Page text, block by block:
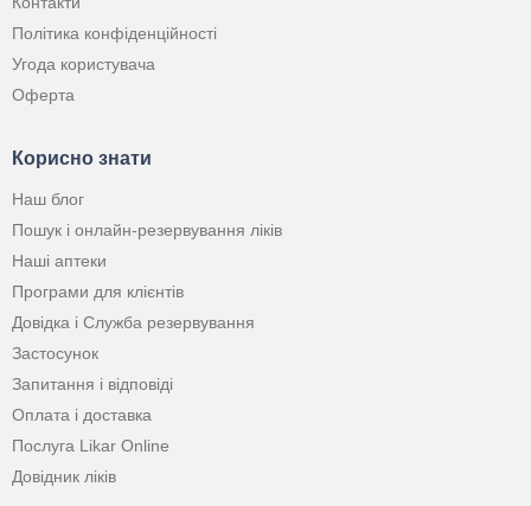
Політика конфіденційності
Угода користувача
Оферта
Корисно знати
Наш блог
Пошук і онлайн-резервування ліків
Наші аптеки
Програми для клієнтів
Довідка і Служба резервування
Застосунок
Запитання і відповіді
Оплата і доставка
Послуга Likar Online
Довідник ліків